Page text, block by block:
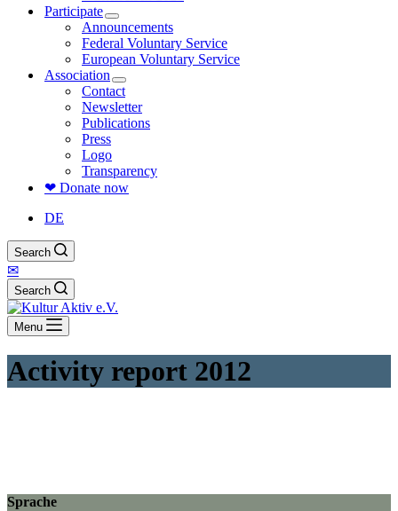
Participate
Announcements
Federal Voluntary Service
European Voluntary Service
Association
Contact
Newsletter
Publications
Press
Logo
Transparency
❤ Donate now
DE
Search
✉
Search
Menu
Activity report 2012
Sprache